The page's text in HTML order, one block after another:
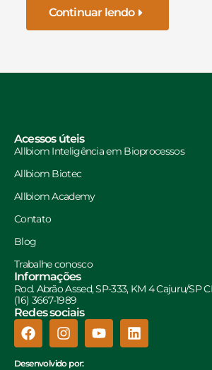
Continuar lendo
Acessos úteis
Allbiom Inteligência em Bioprocessos
Allbiom Biotec
Allbiom Academy
Contato
Blog
Trabalhe conosco
Informações
Rod. Abrão Assed, SP-333, KM 4 Cajuru/SP
(16) 3667-1989
Redes sociais
Desenvolvido por: